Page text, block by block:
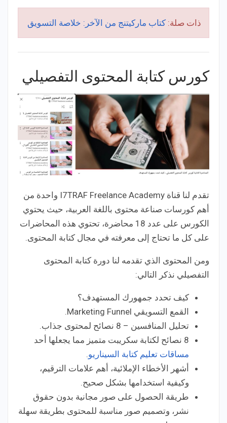
ذات صلة: كتاب ماركيتنج من الآخر: خلاصة التسويق
كورس كتابة المحتوى التفصيلي
تقدم لنا قناة I7TRAF Freelance Academy واحدة من
أهم كورسات صناعة محتوى باللغة العربية، حيث يحتوي
الكورس على عدد 18 محاضرة، تحتوي هذه المحاضرات
على كل ما تحتاج إلى معرفته في مجال كتابة المحتوى.
ومن المحتوى الذي تقدمه لنا دورة كتابة المحتوى
التفصيلي نذكر التالي:
كيف تحدد جمهورك المستهدف؟
القمع التسويقي Marketing Funnel.
تحليل المنافسين – 8 نصائح لمحتوى جذاب.
8 نصائح لكتابة سكريبت متميز مما يجعلها أحد
مساقات تعليم كتابة السيناريو.
أشهر الأخطاء الإملائية، أهم علامات الترقيم،
وكيفية استخدامها بشكل صحيح.
طريقة الحصول على صور مجانية بدون حقوق
نشر، وتصميم صور مناسبة للمحتوى بطريقة سهلة